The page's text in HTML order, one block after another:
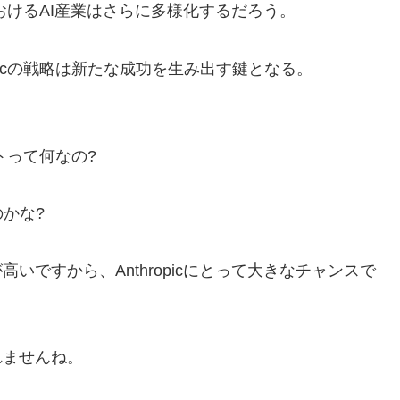
るAI産業はさらに多様化するだろう。
戦略は新たな成功を生み出す鍵となる。
って何なの?
な?
いですから、Anthropicにとって大きなチャンスで
せんね。